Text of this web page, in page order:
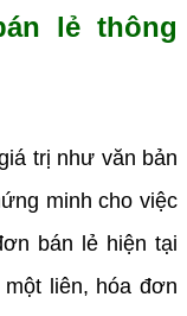
lẻ thông
trị như văn bản
minh cho việc
bán lẻ hiện tại
liên, hóa đơn